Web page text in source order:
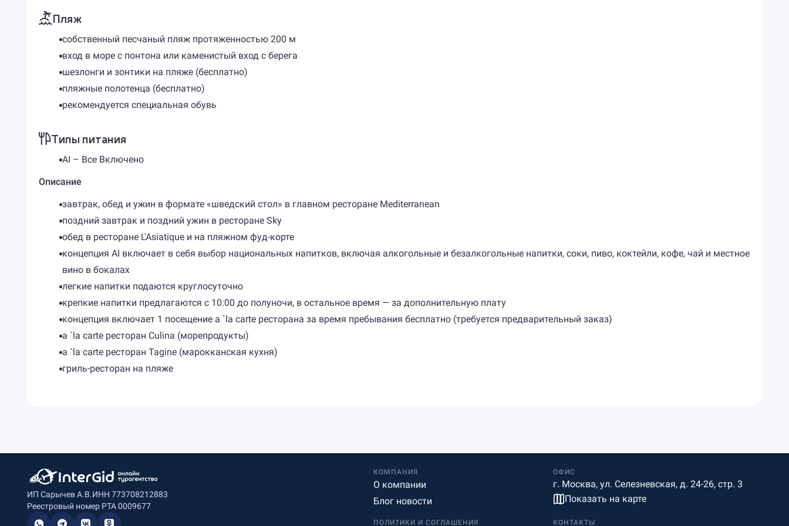
Пляж
собственный песчаный пляж протяженностью 200 м
вход в море с понтона или каменистый вход с берега
шезлонги и зонтики на пляже (бесплатно)
пляжные полотенца (бесплатно)
рекомендуется специальная обувь
Типы питания
AI – Все Включено
Описание
завтрак, обед и ужин в формате «шведский стол» в главном ресторане Mediterranean
поздний завтрак и поздний ужин в ресторане Sky
обед в ресторане L'Asiatique и на пляжном фуд-корте
концепция AI включает в себя выбор национальных напитков, включая алкогольные и безалкогольные напитки, соки, пиво, коктейли, кофе, чай и местное
вино в бокалах
легкие напитки подаются круглосуточно
крепкие напитки предлагаются с 10:00 до полуночи, в остальное время — за дополнительную плату
концепция включает 1 посещение a `la carte ресторана за время пребывания бесплатно (требуется предварительный заказ)
a `la carte ресторан Culina (морепродукты)
a `la carte ресторан Tagine (марокканская кухня)
гриль-ресторан на пляже
ИП Сарычев А.В.ИНН 773708212883
Реестровый номер РТА 0009677
КОМПАНИЯ
О компании
Блог новости
ОФИС
г. Москва, ул. Селезневская, д. 24-26, стр. 3
Показать на карте
ПОЛИТИКИ И СОГЛАШЕНИЯ КОНТАКТЫ